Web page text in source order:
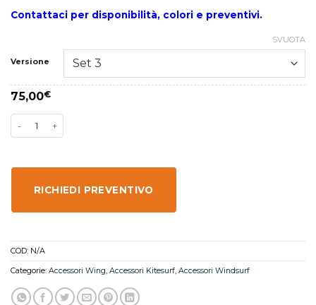
Contattaci per disponibilità, colori e preventivi.
Versione
SVUOTA
75,00€
RICHIEDI PREVENTIVO
COD: N/A
Categorie: Accessori Wing Accessori Kitesurf Accessori Windsurf